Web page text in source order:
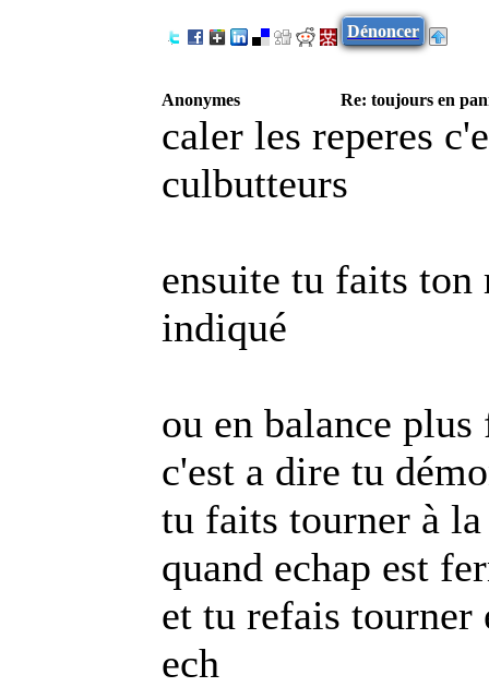
Dénoncer
Anonymes Re: toujours en
caler les reperes
culbutteurs
ensuite tu faits ton
indiqué
ou en balance
c'est a dire tu
tu faits tourner à
quand echap est
et tu refais tourner
ech